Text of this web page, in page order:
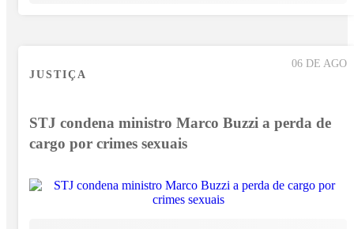
06 DE AGO
JUSTIÇA
STJ condena ministro Marco Buzzi a perda de
cargo por crimes sexuais